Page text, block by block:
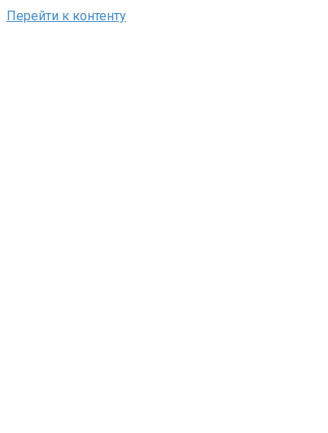
Перейти к контенту